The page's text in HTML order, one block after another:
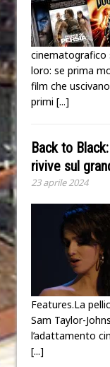
cinematografico
loro: se prima
film che
primi [...]
Back to
rivive sul
23 aprile 2024
Features.La
Sam Taylor-
l’adattamento
[...]